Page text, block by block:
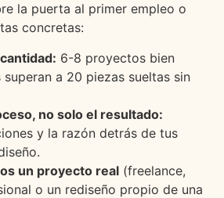
la puerta al primer empleo o
concretas:
6-8 proyectos bien
a 20 piezas sueltas sin
no solo el resultado:
y la razón detrás de tus
un proyecto real (freelance,
o un rediseño propio de una